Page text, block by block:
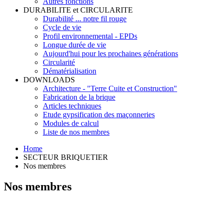
DURABILITE et CIRCULARITE
Durabilité ... notre fil rouge
Cycle de vie
Profil environnemental - EPDs
Longue durée de vie
Aujourd'hui pour les prochaines générations
Circularité
Dématérialisation
DOWNLOADS
Architecture - "Terre Cuite et Construction"
Fabrication de la brique
Articles techniques
Etude gypsification des maçonneries
Modules de calcul
Liste de nos membres
Home
SECTEUR BRIQUETIER
Nos membres
Nos membres